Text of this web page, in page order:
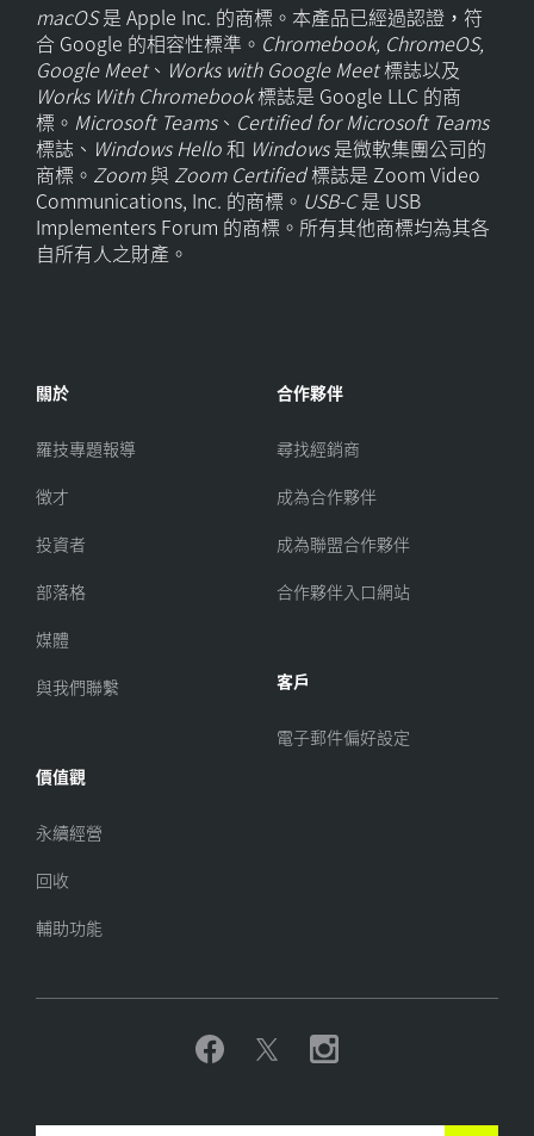
macOS是 Apple Inc. 的商標。本產品已經過認證，符
合 Google 的相容性標準。 Chromebook, ChromeOS,
Google Meet、 Works with Google Meet標誌以及
Works With Chromebook標誌是 Google LLC 的商
標。 Microsoft Teams、 Certified for Microsoft Teams
標誌、 Windows Hello和 Windows是微軟集團公司的
商標。 Zoom與 Zoom Certified標誌是 Zoom Video
Communications, Inc. 的商標。 USB-C是 USB
Implementers Forum 的商標。所有其他商標均為其各
自所有人之財產。
關於
羅技專題報導
徵才
投資者
部落格
媒體
與我們聯繫
價值觀
永續經營
回收
輔助功能
合作夥伴
尋找經銷商
成為合作夥伴
成為聯盟合作夥伴
合作夥伴入口網站
客戶
電子郵件偏好設定